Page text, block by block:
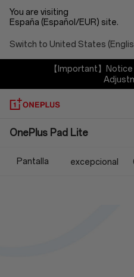
You are visiting
España (Español/EUR) site.
Switch to United States
【Important】
OnePlus
Pad
OnePlus Pad Lite
Pantalla excepcional